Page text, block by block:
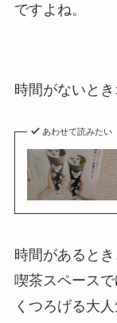
ですよね。
時間がないと
あわせて読みたい
時間があるとき
喫茶スペースで
くつろげる大